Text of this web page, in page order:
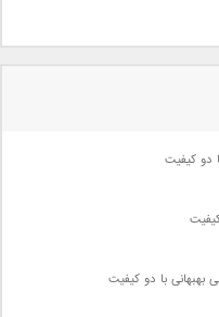
دو کیفیت
بهبهانی با دو کیفیت